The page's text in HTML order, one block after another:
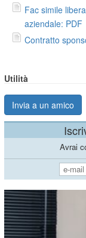
Fac simile
aziendale: PDF
Contratto
Utilità
Invia a un amico
Avrai